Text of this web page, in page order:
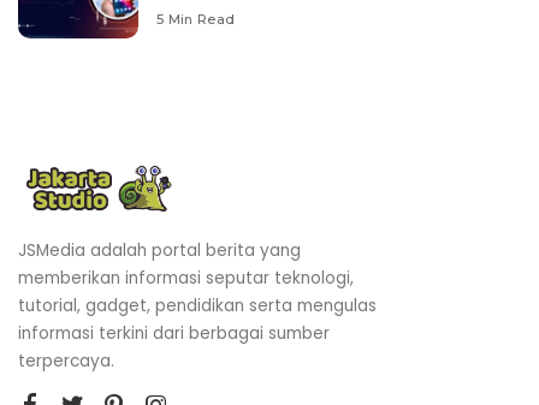
5 Min Read
JSMedia adalah portal berita yang
memberikan informasi seputar teknologi,
tutorial, gadget, pendidikan serta mengulas
informasi terkini dari berbagai sumber
terpercaya.